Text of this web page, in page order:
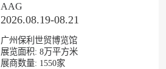
AAG
2026.08.19-08.21
广州保利世贸博览馆
展览面积: 8万平方米
展商数量: 1550家